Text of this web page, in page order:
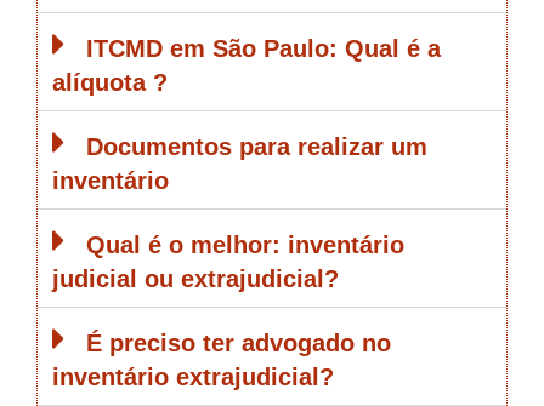
ITCMD em São Paulo: Qual é a
alíquota ?
Documentos para realizar um
inventário
Qual é o melhor: inventário
judicial ou extrajudicial?
É preciso ter advogado no
inventário extrajudicial?